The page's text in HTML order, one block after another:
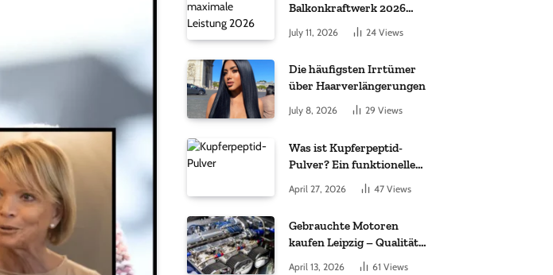
Balkonkraftwerk 2026
July 11, 2026 24 Views
Die häufigsten Irrtümer
über Haarverlängerungen
July 8, 2026 29 Views
Was ist Kupferpeptid-
Pulver? Ein funktioneller
Komplex aus „kleinem
Molekül + Metall“
April 27, 2026 47 Views
Gebrauchte Motoren
kaufen Leipzig – Qualität,
Garantie und weltweite
April 13, 2026 61 Views